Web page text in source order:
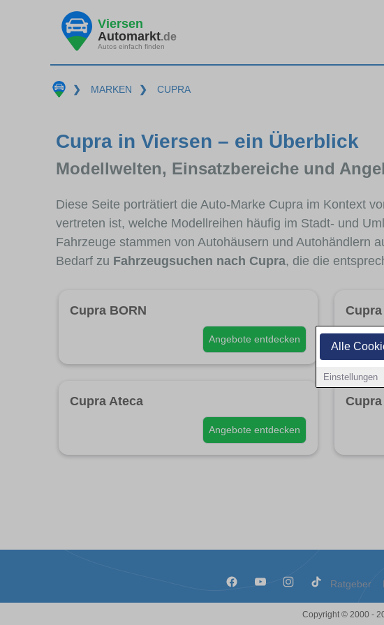
Alle
Einstellungen
Viersen
Automarkt.de
Autos einfach finden
❯ MARKEN ❯ CUPRA
Cupra in Viersen – ein Überblick
Modellwelten, Einsatzbereiche und
Diese Seite porträtiert die Auto-Marke Cupra im Kontext
vertreten ist, welche Modellreihen häufig im Stadt- und
Fahrzeuge stammen von Autohäusern und Autohändlern
Bedarf zu Fahrzeugsuchen nach Cupra, die die
Cupra BORN
Angebote entdecken
Cupra Ateca
Angebote entdecken
Ratgeber
Copyright © 2000 -